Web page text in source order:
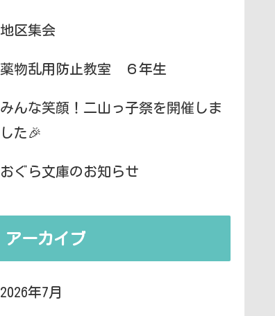
地区集会
薬物乱用防止教室 ６年生
みんな笑顔！二山っ子祭を開催しま
した🎉
おぐら文庫のお知らせ
アーカイブ
2026年7月